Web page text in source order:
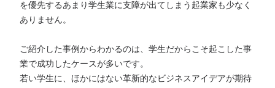
を優先するあまり学生業に支障が出てしまう起業家も少なく
ありません。
ご紹介した事例からわかるのは、学生だからこそ起こした事
業で成功したケースが多いです。
若い学生に、ほかにはない革新的なビジネスアイデアが期待